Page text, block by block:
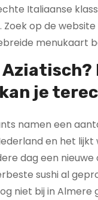
Italiaanse
op de website
menukaart
Aziatisch?
je
namen een
en het lijkt
dag een
sushi al
niet bij in Almere